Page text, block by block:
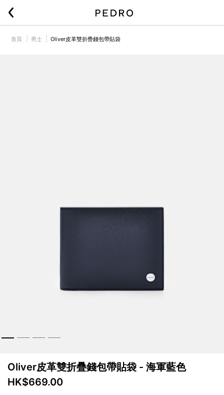
首頁 男士 Oliver皮革雙折疊錢包帶貼袋
Oliver皮革雙折疊錢包帶貼袋 - 海軍藍色
HK$669.00